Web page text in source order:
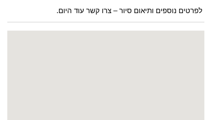
לפרטים נוספים ותיאום סיור – צרו קשר עוד היום.